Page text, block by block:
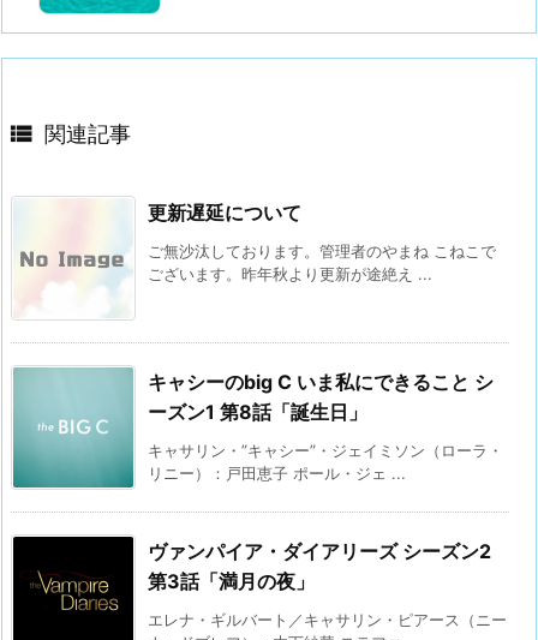
 関連記事
更新遅延について
ご無沙汰しております。管理者のやまね こねこで
ございます。昨年秋より更新が途絶え ...
キャシーのbig C いま私にできること シ
ーズン1 第8話「誕生日」
キャサリン・”キャシー”・ジェイミソン（ローラ・
リニー）：戸田恵子 ポール・ジェ ...
ヴァンパイア・ダイアリーズ シーズン2
第3話「満月の夜」
エレナ・ギルバート／キャサリン・ピアース（ニー